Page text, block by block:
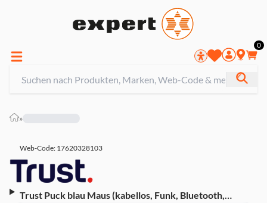
0
»
Web-Code: 17620328103
Trust Puck blau Maus (kabellos, Funk, Bluetooth,